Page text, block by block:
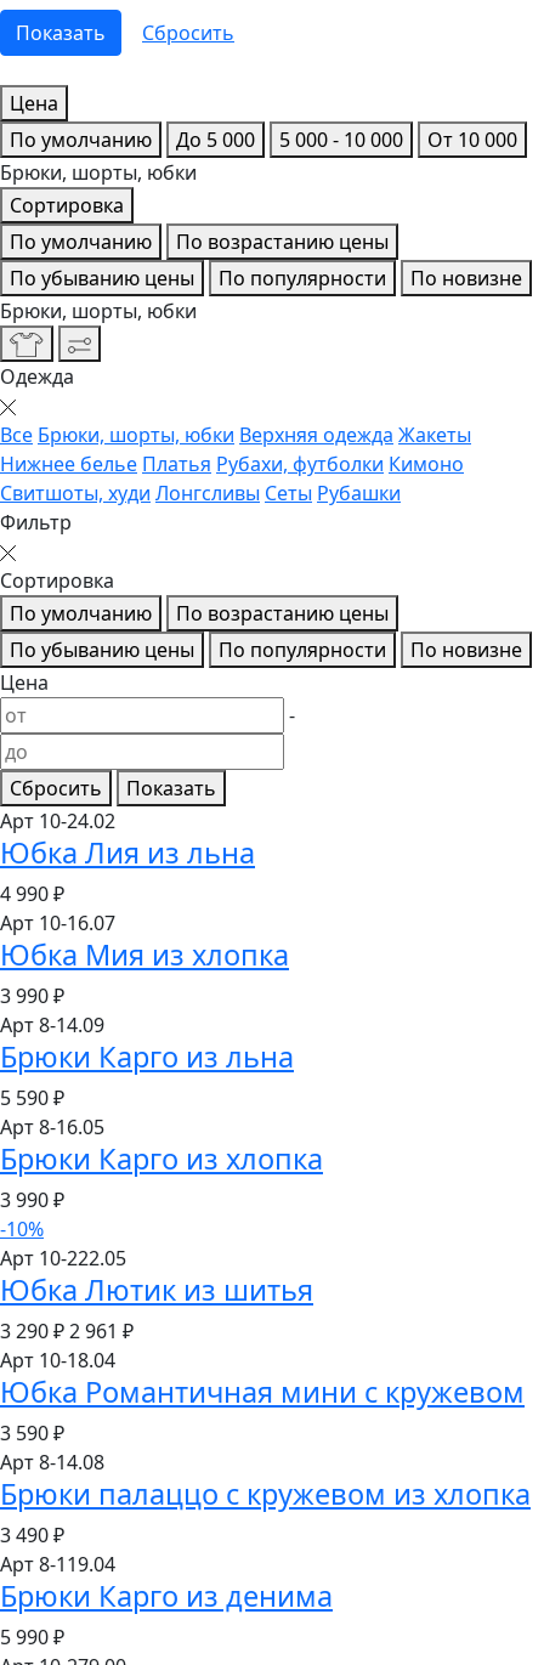
Цена
По умолчанию
До 5 000 5 000 - 10 000
От 10 000
Брюки, шорты, юбки
Сортировка
По умолчанию
По возрастанию цены
По убыванию цены
По популярности
По новизне
Брюки, шорты, юбки
Одежда
Все Брюки, шорты, юбки Верхняя одежда Жакеты
Нижнее белье Платья Рубахи, футболки Кимоно
Свитшоты, худи Лонгсливы Сеты Рубашки
Фильтр
Сортировка
По умолчанию
По возрастанию цены
По убыванию цены
По популярности
По новизне
Цена
-
Сбросить
Показать
Арт 10-24.02
Юбка Лия из льна
4 990₽
Арт 10-16.07
Юбка Мия из хлопка
3 990₽
Арт 8-14.09
Брюки Карго из льна
5 590₽
Арт 8-16.05
Брюки Карго из хлопка
3 990₽
-10%
Арт 10-222.05
Юбка Лютик из шитья
3 290 ₽2 961 ₽
Арт 10-18.04
Юбка Романтичная мини с кружевом
3 590₽
Арт 8-14.08
Брюки палаццо с кружевом из хлопка
3 490₽
Арт 8-119.04
Брюки Карго из денима
5 990₽